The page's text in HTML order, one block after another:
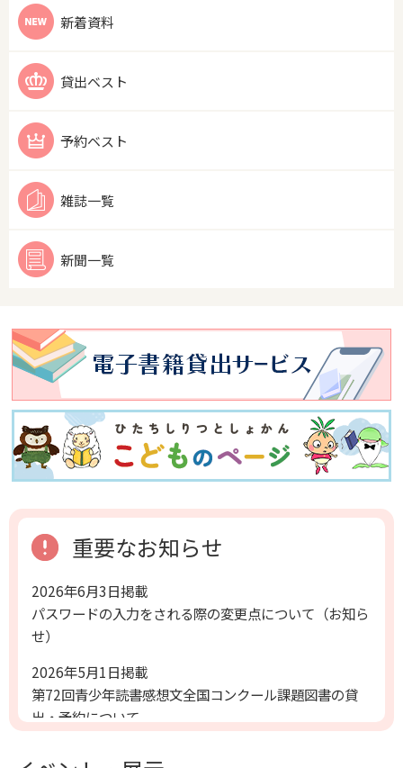
新着資料
貸出ベスト
予約ベスト
雑誌一覧
新聞一覧
重要なお知らせ
2026年6月3日掲載
パスワードの入力をされる際の変更点について（お知ら
せ）
2026年5月1日掲載
第72回青少年読書感想文全国コンクール課題図書の貸
出・予約について